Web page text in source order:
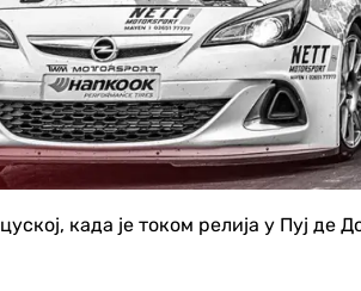
када је током релија у Пуј де